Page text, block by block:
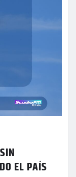
EL PAÍS